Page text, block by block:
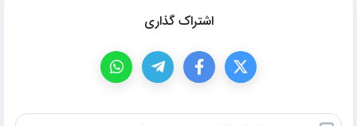
اشتراک گذاری